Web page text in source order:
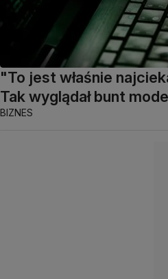
"To jest właśnie
Tak wyglądał bunt
BIZNES